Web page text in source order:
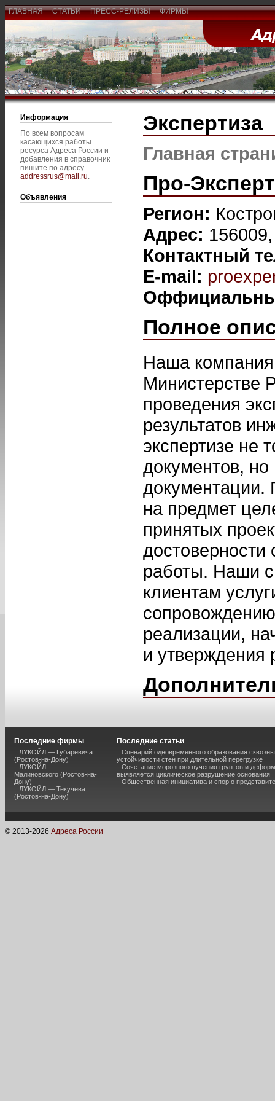
ГЛАВНАЯ СТАТЬИ ПРЕСС-РЕЛИЗЫ ФИРМЫ
Информация
По всем вопросам
касающихся работы
ресурса Адреса России и
добавления в справочник
пишите по адресу
addressrus@mail.ru.
Объявления
Экспертиза
Главная
Про-Эксперт
Регион:
Адрес:
Контактный
E-mail:
Полное
Наша компания
Министерстве
проведения
результатов
экспертизе не
документов,
документации.
на предмет
принятых
работы. Наши
клиентам
сопровождению
реализации,
и утверждения
Последние фирмы
ЛУКОЙЛ — Губаревича
(Ростов-на-Дону)
ЛУКОЙЛ —
Малиновского (Ростов-на-
Дону)
ЛУКОЙЛ — Текучева
(Ростов-на-Дону)
Последние статьи
Сценарий одновременного образования
устойчивости стен при длительной перегрузке
Сочетание морозного пучения грунтов и
выявляется циклическое разрушение основания
Общественная инициатива и спор о
© 2013-2026 Адреса России